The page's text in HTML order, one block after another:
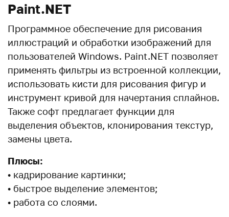
Paint.NET
Программное обеспечение для рисования
иллюстраций и обработки изображений для
пользователей Windows. Paint.NET позволяет
применять фильтры из встроенной коллекции,
использовать кисти для рисования фигур и
инструмент кривой для начертания сплайнов.
Также софт предлагает функции для
выделения объектов, клонирования текстур,
замены цвета.
Плюсы:
• кадрирование картинки;
• быстрое выделение элементов;
• работа со слоями.